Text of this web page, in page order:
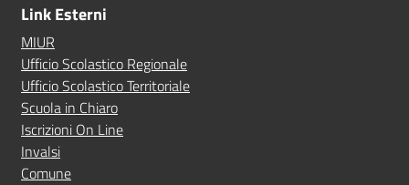
Link Esterni
MIUR
Ufficio Scolastico Regionale
Ufficio Scolastico Territoriale
Scuola in Chiaro
Iscrizioni On Line
Invalsi
Comune